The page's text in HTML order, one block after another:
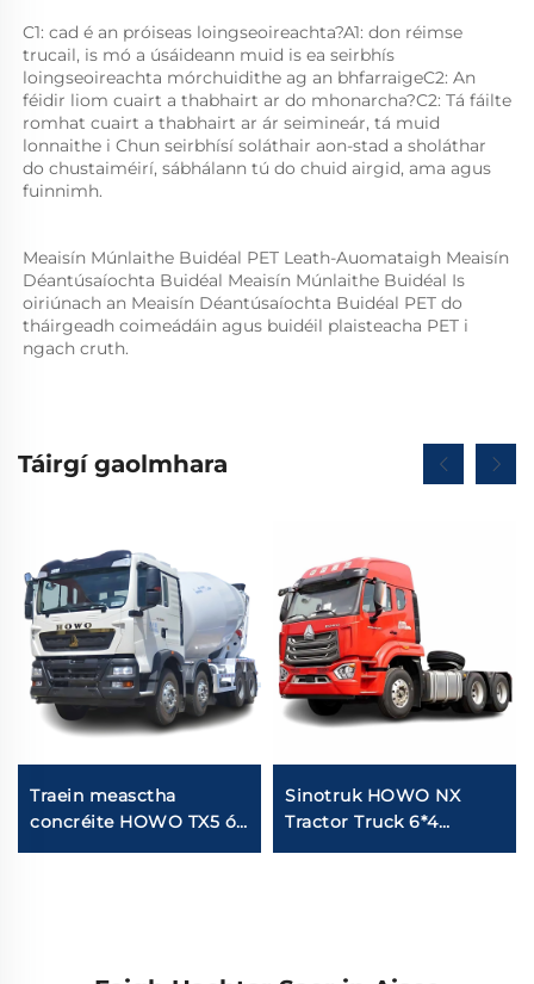
C1: cad é an próiseas loingseoireachta?A1: don réimse
trucail, is mó a úsáideann muid is ea seirbhís
loingseoireachta mórchuidithe ag an bhfarraigeC2: An
féidir liom cuairt a thabhairt ar do mhonarcha?C2: Tá fáilte
romhat cuairt a thabhairt ar ár seimineár, tá muid
lonnaithe i Chun seirbhísí soláthair aon-stad a sholáthar
do chustaiméirí, sábhálann tú do chuid airgid, ama agus
fuinnimh.
Meaisín Múnlaithe Buidéal PET Leath-Auomataigh Meaisín
Déantúsaíochta Buidéal Meaisín Múnlaithe Buidéal Is
oiriúnach an Meaisín Déantúsaíochta Buidéal PET do
tháirgeadh coimeádáin agus buidéil plaisteacha PET i
ngach cruth.
Táirgí gaolmhara
Traein measctha
concréite HOWO TX5 ó
Sinotruk
Sinotruk HOWO NX
Tractor Truck 6*4
10Wheeler Hohan Howo